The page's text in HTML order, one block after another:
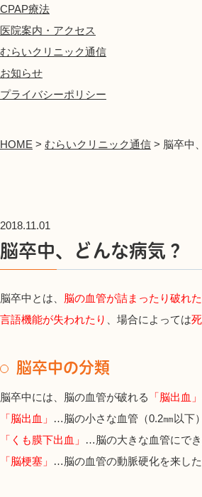
CPAP療法
医院案内・アクセス
むらいクリニック通信
お知らせ
プライバシーポリシー
HOME > むらいクリニック通信 > 脳卒中
2018.11.01
脳卒中、どんな病気？
脳卒中とは、 脳の血管が詰まったり破れ
言語機能が失われたり
、場合によっては
脳卒中の分類
脳卒中には、脳の血管が破れる 「脳出血」
「脳出血」
…脳の小さな血管（0.2㎜以下
「くも膜下出血」
…脳の大きな血管にで
「脳梗塞」
…脳の血管の動脈硬化を来し